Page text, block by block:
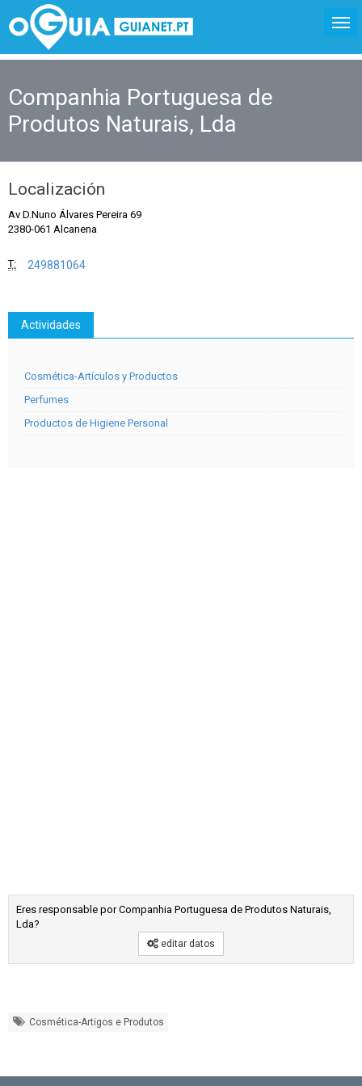
Companhia Portuguesa de
Produtos Naturais, Lda
Localización
Av D.Nuno Álvares Pereira 69
2380-061 Alcanena
T: 249881064
Actividades
Cosmética-Artículos y Productos
Perfumes
Productos de Higiene Personal
Eres responsable por Companhia Portuguesa de Produtos Naturais,
Lda?
editar datos
Cosmética-Artigos e Produtos